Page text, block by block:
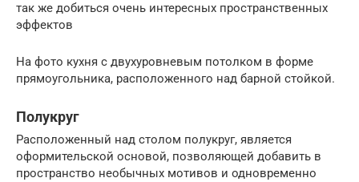
так же добиться очень интересных пространственных
эффектов
На фото кухня с двухуровневым потолком в форме
прямоугольника, расположенного над барной стойкой.
Полукруг
Расположенный над столом полукруг, является
оформительской основой, позволяющей добавить в
пространство необычных мотивов и одновременно